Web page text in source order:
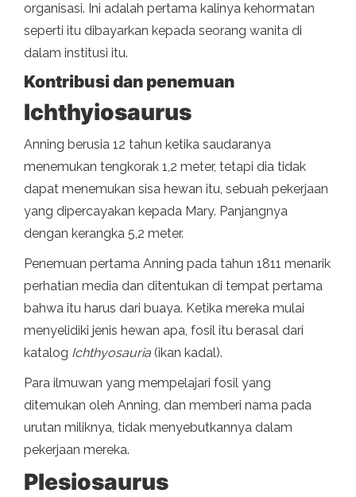
organisasi. Ini adalah pertama kalinya kehormatan
seperti itu dibayarkan kepada seorang wanita di
dalam institusi itu.
Kontribusi dan penemuan
Ichthyiosaurus
Anning berusia 12 tahun ketika saudaranya
menemukan tengkorak 1,2 meter, tetapi dia tidak
dapat menemukan sisa hewan itu, sebuah pekerjaan
yang dipercayakan kepada Mary. Panjangnya
dengan kerangka 5,2 meter.
Penemuan pertama Anning pada tahun 1811 menarik
perhatian media dan ditentukan di tempat pertama
bahwa itu harus dari buaya. Ketika mereka mulai
menyelidiki jenis hewan apa, fosil itu berasal dari
katalog Ichthyosauria (ikan kadal).
Para ilmuwan yang mempelajari fosil yang
ditemukan oleh Anning, dan memberi nama pada
urutan miliknya, tidak menyebutkannya dalam
pekerjaan mereka.
Plesiosaurus